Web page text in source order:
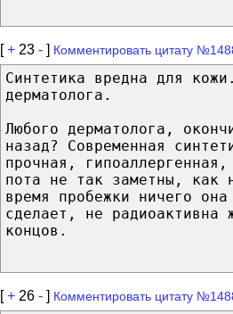
[+ 23 - ] Комментировать цитату
Синтетика вредна для
дерматолога.
Любого дерматолога,
назад? Современная
прочная,
пота не так заметны, как
время пробежки ничего
сделает, не радиоактивна
концов.
[+ 26 - ] Комментировать цитату